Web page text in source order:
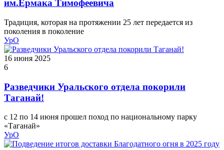
им.Ермака Тимофеевича
Традиция, которая на протяжении 25 лет передается из
поколения в поколение
УрО
16 июня 2025
6
Разведчики Уральского отдела покорили
Таганай!
с 12 по 14 июня прошел поход по национальному парку
«Таганай»
УрО